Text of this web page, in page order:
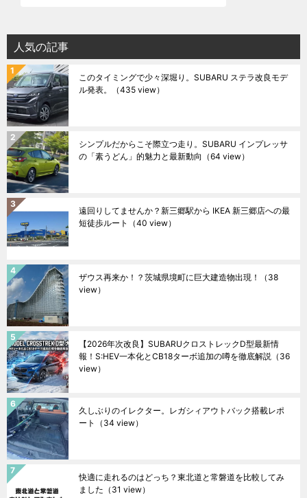
人気の記事
このタイミングで少々深堀り。SUBARU ステラ改良モデ
ル発表。
（435 view）
シンプルだからこそ際立つ走り。SUBARU インプレッサ
の「素うどん」的魅力と最新動向 （64 view）
遠回りしてませんか？新三郷駅から IKEA 新三郷店への最
短徒歩ルート
（40 view）
ザウス再来か！？茨城県境町に巨大建造物出現！
（38
view）
【2026年次改良】SUBARUクロストレックD型最新情
報！S:HEV一本化とCB18ターボ追加の噂を徹底解説 （36
view）
久しぶりのイレクター。レガシィアウトバック搭載レポ
ート
（34 view）
快適に走れるのはどっち？東北道と常磐道を比較してみ
ました （31 view）